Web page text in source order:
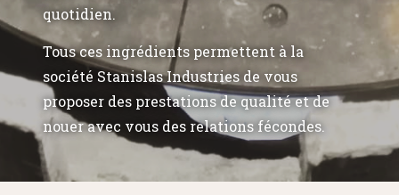
quotidien.
Tous ces ingrédients permettent à la
société Stanislas Industries de vous
proposer des prestations de qualité et de
nouer avec vous des relations fécondes.